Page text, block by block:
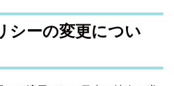
シーの変更につい